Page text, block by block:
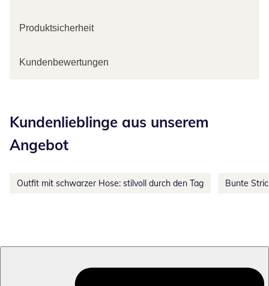
Produktsicherheit
Kundenbewertungen
Kundenlieblinge aus unserem
Angebot
Outfit mit schwarzer Hose: stilvoll durch den Tag Bunte